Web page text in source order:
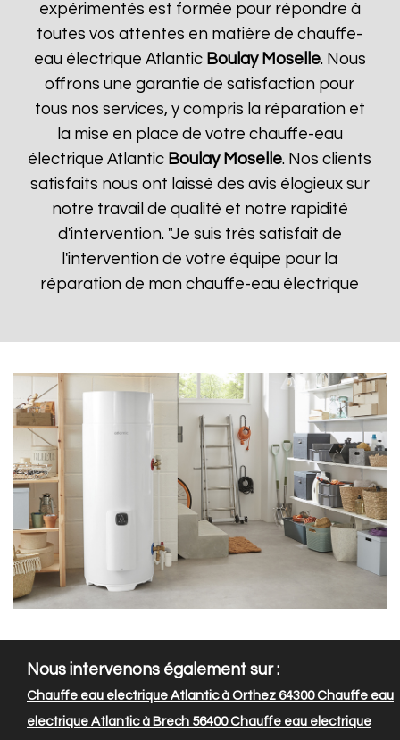
expérimentés est formée pour répondre à
toutes vos attentes en matière de chauffe-
eau électrique Atlantic Boulay Moselle. Nous
offrons une garantie de satisfaction pour
tous nos services, y compris la réparation et
la mise en place de votre chauffe-eau
électrique Atlantic Boulay Moselle. Nos clients
satisfaits nous ont laissé des avis élogieux sur
notre travail de qualité et notre rapidité
d'intervention. "Je suis très satisfait de
l'intervention de votre équipe pour la
réparation de mon chauffe-eau électrique
Nous intervenons également sur :
Chauffe eau electrique Atlantic à Orthez 64300Chauffe eau
electrique Atlantic à Brech 56400Chauffe eau electrique